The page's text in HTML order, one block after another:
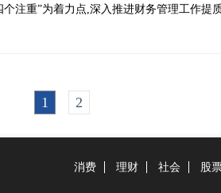
个注重”为着力点,深入推进财务管理工作
1 2
消费 理财 社会 股